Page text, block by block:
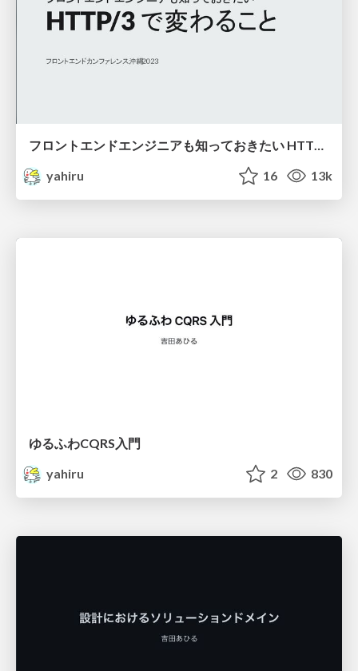
フロントエンドエンジニアも知っておきたい HTTP/3 で変わること
yahiru
16 13k
ゆるふわCQRS入門
yahiru
2 830